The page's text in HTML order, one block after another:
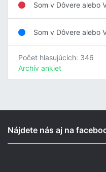
Som v Dôvere alebo
Som v Dôvere alebo
Počet hlasujúcich: 346
Archív ankiet
Nájdete nás aj na